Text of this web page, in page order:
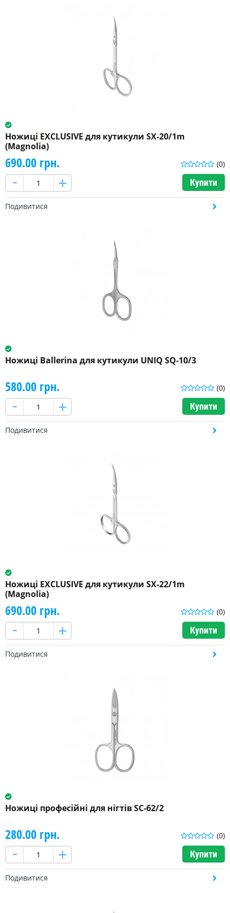
Ножиці EXCLUSIVE для кутикули SX-20/1m
(Magnolia)
(0)
690.00 грн.
Купити
Подивитися
Ножиці Ballerina для кутикули UNIQ SQ-10/3
(0)
580.00 грн.
Купити
Подивитися
Ножиці EXCLUSIVE для кутикули SX-22/1m
(Magnolia)
(0)
690.00 грн.
Купити
Подивитися
Ножиці професійні для нігтів SC-62/2
(0)
280.00 грн.
Купити
Подивитися